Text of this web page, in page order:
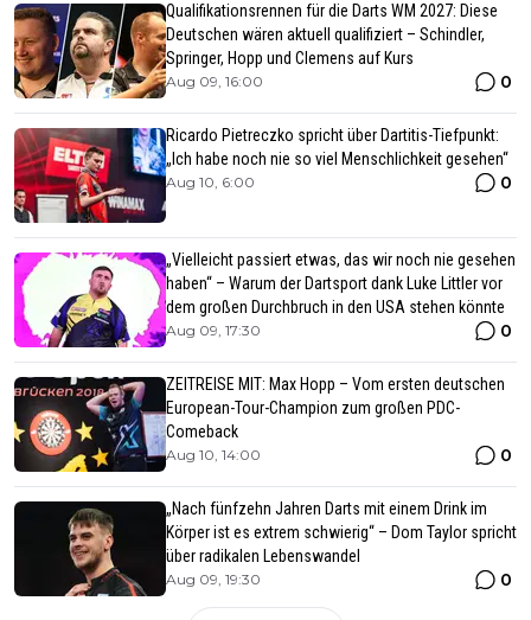
Qualifikationsrennen für die Darts WM 2027: Diese
Deutschen wären aktuell qualifiziert – Schindler,
Springer, Hopp und Clemens auf Kurs
Aug 09, 16:00 0
Ricardo Pietreczko spricht über Dartitis-Tiefpunkt:
„Ich habe noch nie so viel Menschlichkeit gesehen“
Aug 10, 6:00 0
„Vielleicht passiert etwas, das wir noch nie gesehen
haben“ – Warum der Dartsport dank Luke Littler vor
dem großen Durchbruch in den USA stehen könnte
Aug 09, 17:30 0
ZEITREISE MIT: Max Hopp – Vom ersten deutschen
European-Tour-Champion zum großen PDC-
Comeback
Aug 10, 14:00 0
„Nach fünfzehn Jahren Darts mit einem Drink im
Körper ist es extrem schwierig“ – Dom Taylor spricht
über radikalen Lebenswandel
Aug 09, 19:30 0